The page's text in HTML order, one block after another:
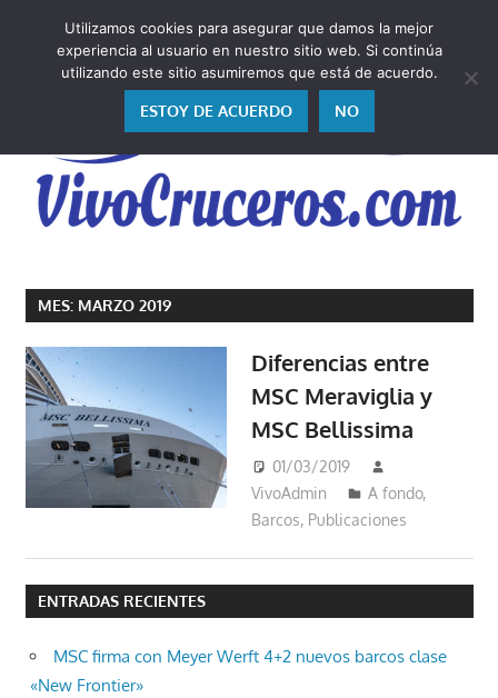
contenido
cruceros
como
los
vivo,
MES: MARZO 2019
Diferencias entre
MSC Meraviglia y
MSC Bellissima
01/03/2019
VivoAdmin
A fondo,
Barcos, Publicaciones
ENTRADAS RECIENTES
MSC firma con Meyer Werft 4+2 nuevos barcos clase
«New Frontier»
Utilizamos cookies para asegurar que damos la mejor
experiencia al usuario en nuestro sitio web. Si continúa
utilizando este sitio asumiremos que está de acuerdo.
ESTOY DE ACUERDO NO